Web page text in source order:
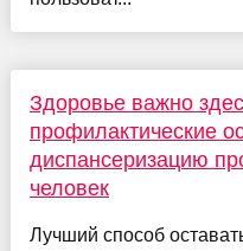
Здоровье важно
профилактические
диспансеризацию
человек
Лучший способ